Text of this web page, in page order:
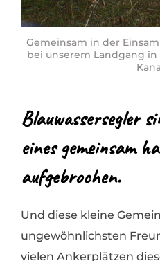
Gemeinsam in der
bei unserem Landgang
Blauwassersegler
eines gemeinsam
aufgebrochen.
Und diese kleine
ungewöhnlichsten
vielen Ankerplätzen